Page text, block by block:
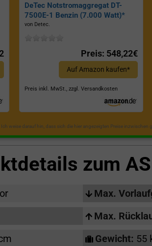
DeTec Notstromaggregat DT-
7500E-1 Benzin (7.000 Watt)*
von Detec.
Preis: 548,22€
Auf Amazon kaufen*
Preis inkl. MwSt., zzgl. Versandkosten
weise darauf hin, dass sich die hier angezeigten Preise
zum
Max.
Max.
Gewicht: 55